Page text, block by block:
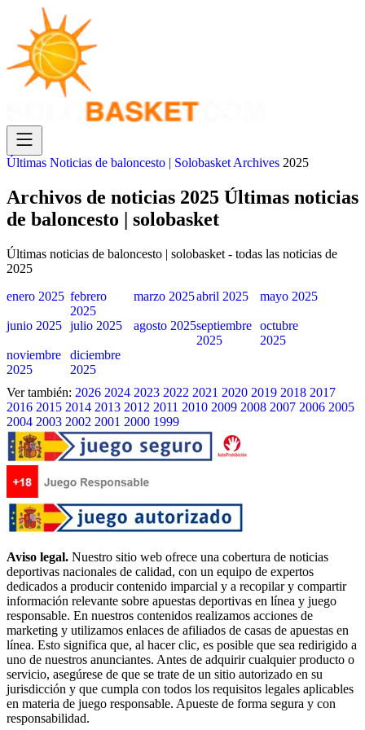
Últimas Noticias de baloncesto | Solobasket Archives 2025
Archivos de noticias 2025 Últimas noticias
de baloncesto | solobasket
Últimas noticias de baloncesto | solobasket - todas las noticias de
2025
enero 2025 febrero
2025
marzo 2025abril 2025 mayo 2025
junio 2025 julio 2025 agosto 2025septiembre
2025
octubre
2025
noviembre
2025
diciembre
2025
Ver también: 2026 2024 2023 2022 2021 2020 2019 2018 2017
2016 2015 2014 2013 2012 2011 2010 2009 2008 2007 2006 2005
2004 2003 2002 2001 2000 1999
Aviso legal. Nuestro sitio web ofrece una cobertura de noticias
deportivas nacionales de calidad, con un equipo de expertos
dedicados a producir contenido imparcial y a recopilar y compartir
información relevante sobre apuestas deportivas en línea y juego
responsable. En nuestros contenidos realizamos acciones de
marketing y utilizamos enlaces de afiliados de casas de apuestas en
línea. Esto significa que, al hacer clic, es posible que sea redirigido a
uno de nuestros anunciantes. Antes de adquirir cualquier producto o
servicio, asegúrese de que se trate de un sitio autorizado en su
jurisdicción y que cumpla con todos los requisitos legales aplicables
en materia de juego responsable. Apueste de forma segura y con
responsabilidad.